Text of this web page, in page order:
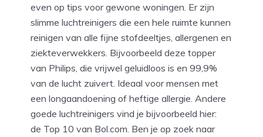
even op tips voor gewone woningen. Er zijn
slimme luchtreinigers die een hele ruimte kunnen
reinigen van alle fijne stofdeeltjes, allergenen en
ziekteverwekkers. Bijvoorbeeld deze topper
van Philips, die vrijwel geluidloos is en 99,9%
van de lucht zuivert. Ideaal voor mensen met
een longaandoening of heftige allergie. Andere
goede luchtreinigers vind je bijvoorbeeld hier:
de Top 10 van Bol.com. Ben je op zoek naar